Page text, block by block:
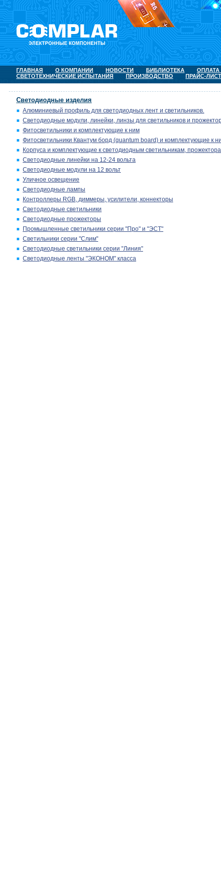
ГЛАВНАЯ О КОМПАНИИ НОВОСТИ БИБЛИОТЕКА
ОПЛАТА
СВЕТОТЕХНИЧЕСКИЕ ИСПЫТАНИЯ
ПРОИЗВОДСТВО ПРАЙС-ЛИСТ
Светодиодные изделия
Алюминиевый профиль для светодиодных лент и светильников.
Светодиодные модули, линейки, линзы для светильников и
Фитосветильники и комплектующие к ним
Фитосветильники Квантум борд (quantum board) и комплектующие к
Корпуса и комплектующие к светодиодным светильникам,
Светодиодные линейки на 12-24 вольта
Светодиодные модули на 12 вольт
Уличное освещение
Светодиодные лампы
Контроллеры RGB, диммеры, усилители, коннекторы
Светодиодные светильники
Светодиодные прожекторы
Промышленные светильники серии "Про" и "ЭСТ"
Светильники серии "Слим"
Светодиодные светильники серии "Линия"
Светодиодные ленты "ЭКОНОМ" класса